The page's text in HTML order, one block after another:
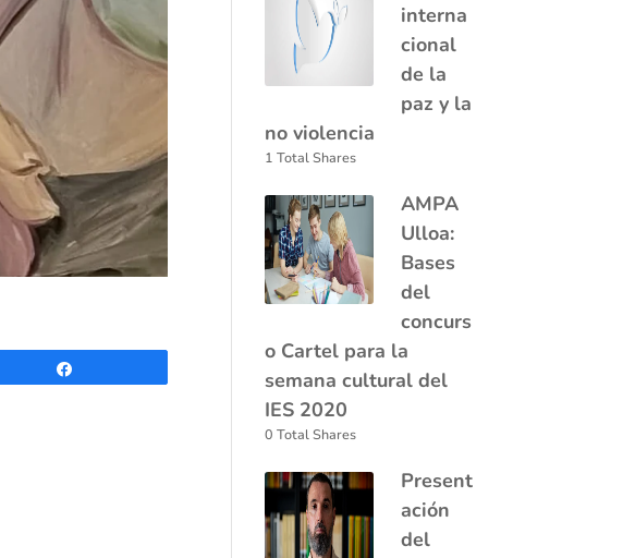
interna
cional
de la
paz y la
no violencia
1 Total Shares
AMPA
Ulloa:
Bases
del
concurs
o Cartel para la
semana cultural del
IES 2020
0 Total Shares
Present
ación
del